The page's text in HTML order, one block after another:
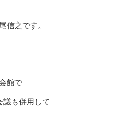
信之です。
館で
議も併用して